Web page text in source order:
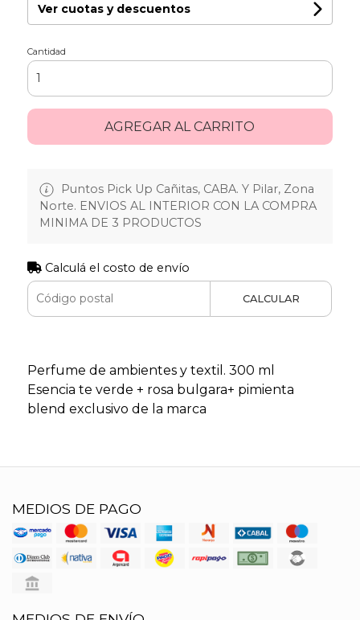
Ver cuotas y descuentos
Cantidad
AGREGAR AL CARRITO
Puntos Pick Up Cañitas, CABA. Y Pilar, Zona
Norte. ENVIOS AL INTERIOR CON LA COMPRA
MINIMA DE 3 PRODUCTOS
Calculá el costo de envío
CALCULAR
Perfume de ambientes y textil. 300 ml
Esencia te verde + rosa bulgara+ pimienta
blend exclusivo de la marca
MEDIOS DE PAGO